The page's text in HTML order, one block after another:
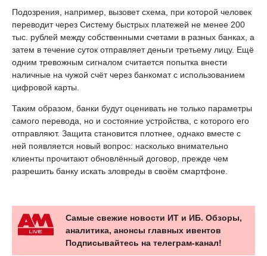
Подозрения, например, вызовет схема, при которой человек
переводит через Систему быстрых платежей не менее 200
тыс. рублей между собственными счетами в разных банках, а
затем в течение суток отправляет деньги третьему лицу. Ещё
одним тревожным сигналом считается попытка внести
наличные на чужой счёт через банкомат с использованием
цифровой карты.
Таким образом, банки будут оценивать не только параметры
самого перевода, но и состояние устройства, с которого его
отправляют. Защита становится плотнее, однако вместе с
ней появляется новый вопрос: насколько внимательно
клиенты прочитают обновлённый договор, прежде чем
разрешить банку искать зловреды в своём смартфоне.
Самые свежие новости ИТ и ИБ. Обзоры,
аналитика, анонсы главных ивентов
Подписывайтесь на телеграм-канал!